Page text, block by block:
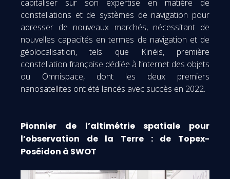
capitaliser sur son expertise en matière de
constellations et de systèmes de navigation pour
adresser de nouveaux marchés, nécessitant de
nouvelles capacités en termes de navigation et de
géolocalisation, tels que Kinéis, première
constellation française dédiée à l’internet des objets
ou Omnispace, dont les deux premiers
nanosatellites ont été lancés avec succès en 2022.
Pionnier de l’altimétrie spatiale pour
l’observation de la Terre : de Topex-
Poséidon à SWOT